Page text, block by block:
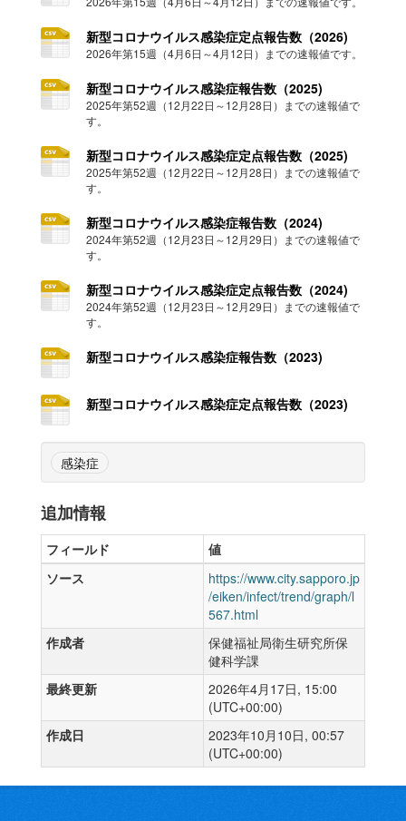
新型コロナウイルス感染症定点報告数（2026)
2026年第15週（4月6日～4月12日）までの速報値です。
新型コロナウイルス感染症報告数（2025)
2025年第52週（12月22日～12月28日）までの速報値で
す。
新型コロナウイルス感染症定点報告数（2025)
2025年第52週（12月22日～12月28日）までの速報値で
す。
新型コロナウイルス感染症報告数（2024)
2024年第52週（12月23日～12月29日）までの速報値で
す。
新型コロナウイルス感染症定点報告数（2024)
2024年第52週（12月23日～12月29日）までの速報値で
す。
新型コロナウイルス感染症報告数（2023)
新型コロナウイルス感染症定点報告数（2023)
感染症
追加情報
フィールド
値
ソース
https://www.city.sapporo.jp
/eiken/infect/trend/graph/l
567.html
作成者
保健福祉局衛生研究所保
健科学課
最終更新
2026年4月17日, 15:00
(UTC+00:00)
作成日
2023年10月10日, 00:57
(UTC+00:00)